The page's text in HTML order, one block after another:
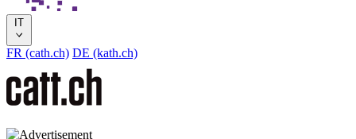
IT
FR (cath.ch) DE (kath.ch)